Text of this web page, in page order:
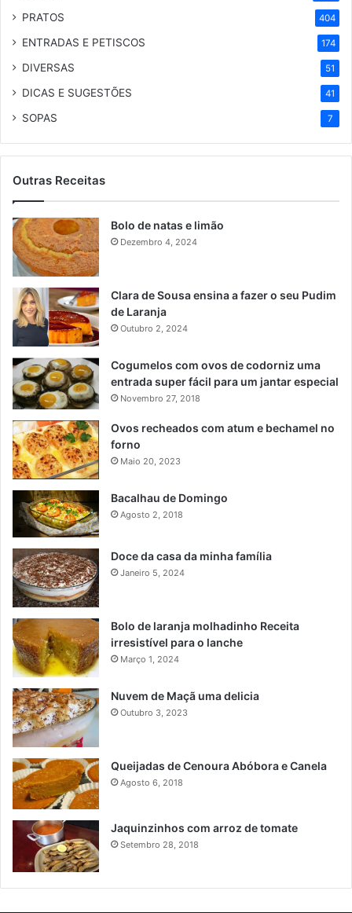
PRATOS 404
ENTRADAS E PETISCOS 174
DIVERSAS 51
DICAS E SUGESTÕES 41
SOPAS 7
Outras Receitas
Bolo de natas e limão
Dezembro 4, 2024
Clara de Sousa ensina a fazer o seu Pudim
de Laranja
Outubro 2, 2024
Cogumelos com ovos de codorniz uma
entrada super fácil para um jantar especial
Novembro 27, 2018
Ovos recheados com atum e bechamel no
forno
Maio 20, 2023
Bacalhau de Domingo
Agosto 2, 2018
Doce da casa da minha família
Janeiro 5, 2024
Bolo de laranja molhadinho Receita
irresistível para o lanche
Março 1, 2024
Nuvem de Maçã uma delicia
Outubro 3, 2023
Queijadas de Cenoura Abóbora e Canela
Agosto 6, 2018
Jaquinzinhos com arroz de tomate
Setembro 28, 2018